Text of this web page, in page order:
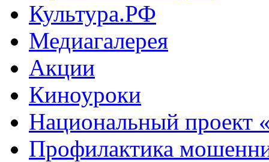
Культура.РФ
Медиагалерея
Акции
Киноуроки
Национальный проект
Профилактика